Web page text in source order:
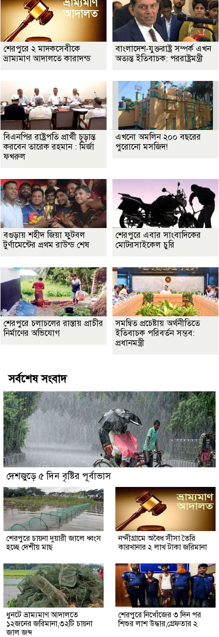
শেরপুরে ২ মাদকসেবীকে
ভ্রাম্যমাণ আদালতে কারাদন্ড
বাংলাদেশ-যুক্তরাষ্ট্র সম্পর্ক এখন
অত্যন্ত ইতিবাচক: পররাষ্ট্রমন্ত্রী
বিএনপির রাষ্ট্রপতি প্রার্থী চূড়ান্ত
করবেন তারেক রহমান : মির্জা
ফখরুল
এখনো অমলিন ২০০ বছরের
পুরোনো মসজিদ!
বগুড়ায় শহীদ জিয়া ফুটবল
টুর্ণামেন্টের প্রথম রাউন্ড শেষ
শেরপুরে এবার সাংবাদিকের
মোটরসাইকেল চুরি
শেরপুরে চলাচলের রাস্তায় প্রাচীর
নির্মাণের অভিযোগ
সমন্বিত প্রচেষ্টায় অর্থনীতিতে
ইতিবাচক পরিবর্তন সম্ভব:
প্রধানমন্ত্রী
সর্বশেষ সংবাদ
দেশজুড়ে ৫ দিন বৃষ্টির পূর্বাভাস
শেরপুরে চায়না দুয়ারী জালে ধ্বংস
হচ্ছে দেশীয় মাছ
নন্দীগ্রামে অবৈধ সীসা তৈরি
কারখানার ২ লাখ টাকা জরিমানা
ধুনটে ভ্রাম্যমাণ আদালতে
১২জনের জরিমানা,৩২টি চায়না
জাল জব্দ
শেরপুরে নিখোঁজের ৩ দিন পর
শিশুর লাশ উদ্ধার,গ্রেফতার ২